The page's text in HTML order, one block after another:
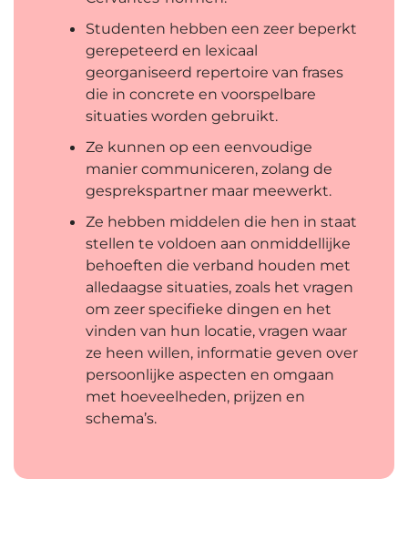
Studenten hebben een zeer beperkt
gerepeteerd en lexicaal
georganiseerd repertoire van frases
die in concrete en voorspelbare
situaties worden gebruikt.
Ze kunnen op een eenvoudige
manier communiceren, zolang de
gesprekspartner maar meewerkt.
Ze hebben middelen die hen in staat
stellen te voldoen aan onmiddellijke
behoeften die verband houden met
alledaagse situaties, zoals het vragen
om zeer specifieke dingen en het
vinden van hun locatie, vragen waar
ze heen willen, informatie geven over
persoonlijke aspecten en omgaan
met hoeveelheden, prijzen en
schema’s.